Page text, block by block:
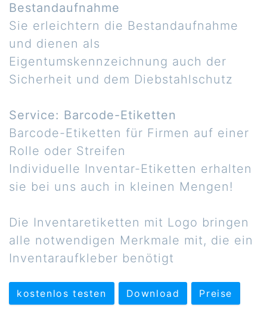
Bestandaufnahme
Sie erleichtern die Bestandaufnahme
und dienen als
Eigentumskennzeichnung auch der
Sicherheit und dem Diebstahlschutz
Service: Barcode-Etiketten
Barcode-Etiketten für Firmen auf einer
Rolle oder Streifen
Individuelle Inventar-Etiketten erhalten
sie bei uns auch in kleinen Mengen!
Die Inventaretiketten mit Logo bringen
alle notwendigen Merkmale mit, die ein
Inventaraufkleber benötigt
kostenlos testen Download Preise